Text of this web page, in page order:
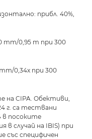
прибл. 40%,
mm/0,95 m при 300
0,34x при 300
на CIPA. Обективи,
г. са тествани
в посоките
в случай на IBIS) при
със специфичен